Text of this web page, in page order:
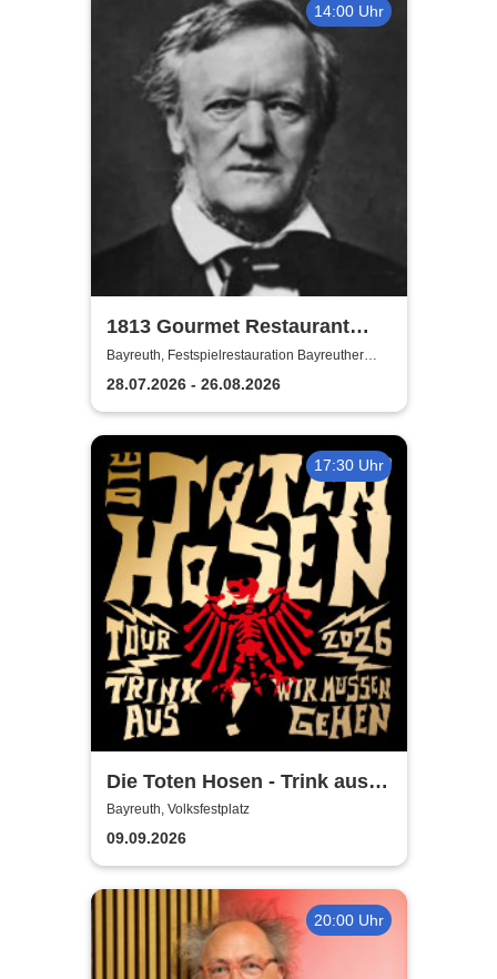
14:00 Uhr
1813 Gourmet Restaurant
2026
Bayreuth, Festspielrestauration Bayreuther
Festspiele
28.07.2026 - 26.08.2026
17:30 Uhr
Die Toten Hosen - Trink aus!
Wir müssen gehen - Tour
2026
Bayreuth, Volksfestplatz
09.09.2026
20:00 Uhr